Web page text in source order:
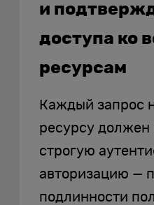
и
доступа ко
ресурсам
Каждый запрос
ресурсу должен
строгую
авторизацию —
подлинности